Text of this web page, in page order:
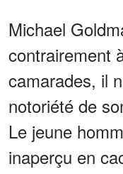
Michael
contrairement
camarades, il
notoriété de
Le jeune
inaperçu en